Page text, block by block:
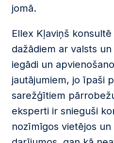
jomā.
Ellex Kļaviņš
dažādiem ar valsts
iegādi un
jautājumiem, jo īpaši
sarežģītiem
eksperti ir snieguši
nozīmīgos vietējos